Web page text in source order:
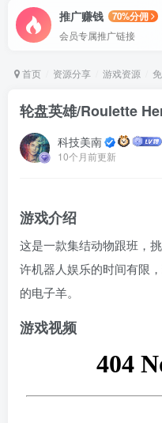
软件 Linux
推广赚钱
70%分佣
会员专属推广链接
首页 资源分享 游戏资源
轮盘英雄/Roulette
科技美南
10个月前更新
游戏介绍
这是一款集结动物跟班，
许机器人娱乐的时间有限
的电子羊。
游戏视频